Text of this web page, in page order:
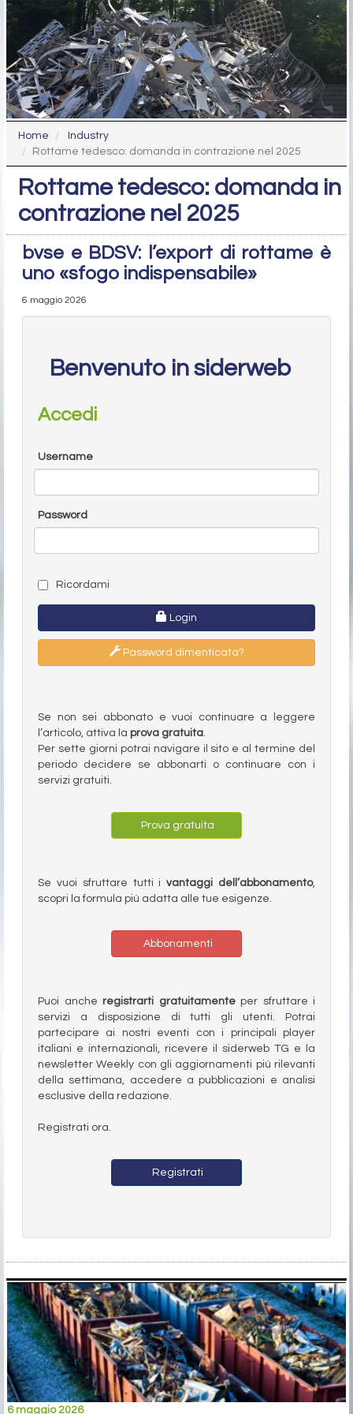
Home
Industry
Rottame tedesco: domanda in contrazione nel 2025
Rottame tedesco: domanda in
contrazione nel 2025
bvse e BDSV: l’export di rottame è
uno «sfogo indispensabile»
6 maggio 2026
Benvenuto in siderweb
Accedi
Username
Password
Ricordami
Login
Password dimenticata?
Se non sei abbonato e vuoi continuare a leggere
l’articolo, attiva la prova gratuita.
Per sette giorni potrai navigare il sito e al termine del
periodo decidere se abbonarti o continuare con i
servizi gratuiti.
Prova gratuita
Se vuoi sfruttare tutti ivantaggi dell’abbonamento,
scopri la formula più adatta alle tue esigenze.
Abbonamenti
Puoi anche registrarti gratuitamenteper sfruttare i
servizi a disposizione di tutti gli utenti. Potrai
partecipare ai nostri eventi con i principali player
italiani e internazionali, ricevere il siderweb TG e la
newsletter Weekly con gli aggiornamenti più rilevanti
della settimana, accedere a pubblicazioni e analisi
esclusive della redazione.
Registrati ora.
Registrati
6 maggio 2026